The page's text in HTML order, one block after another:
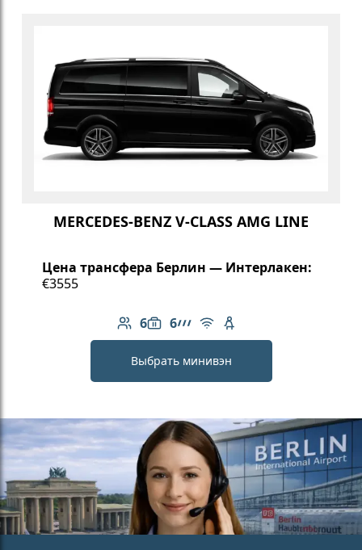
MERCEDES-BENZ V-CLASS AMG LINE
Цена трансфера Берлин — Интерлакен:
€3555
6
Количество пассажиров: 6
6
Вместимость багажа: 6
Линейка AMG
Бесплатный Wi-Fi
Детское кресло
Выбрать минивэн